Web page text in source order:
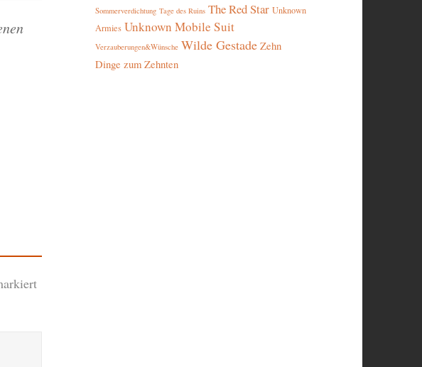
Sommerverdichtung Tage des Ruins The Red Star Unknown
Armies Unknown Mobile Suit
Verzauberungen&Wünsche Wilde Gestade Zehn
Dinge zum Zehnten